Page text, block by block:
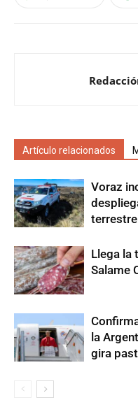
Artículo relacionados
Voraz
terrestre
Llega la
Salame
la
gira